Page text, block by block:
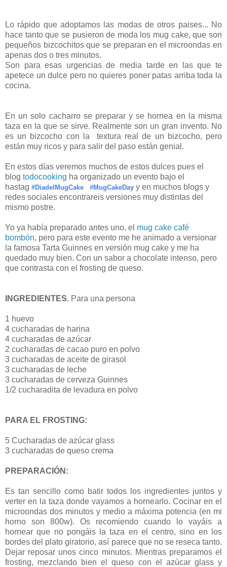
Lo rápido que adoptamos las modas de otros paises... No
hace tanto que se pusieron de moda los mug cake, que son
pequeños bizcochitos que se preparan en el microondas en
apenas dos o tres minutos.
Son para esas urgencias de media tarde en las que te
apetece un dulce pero no quieres poner patas arriba toda la
cocina.
En un solo cacharro se preparar y se hornea en la misma
taza en la que se sirve. Realmente son un gran invento. No
es un bizcocho con la textura real de un bizcocho, pero
están muy ricos y para salir del paso están genial.
En estos días veremos muchos de estos dulces pues el
blog todocooking ha organizado un evento bajo el
hastag #DiadelMugCake #MugCakeDay y en muchos blogs y
redes sociales encontrareis versiones muy distintas del
mismo postre.
Yo ya había preparado antes uno, el mug cake café
bombón, pero para este evento me he animado a versionar
la famosa Tarta Guinnes en versión mug cake y me ha
quedado muy bien. Con un sabor a chocolate intenso, pero
que contrasta con el frosting de queso.
INGREDIENTES. Para una persona
1 huevo
4 cucharadas de harina
4 cucharadas de azúcar
2 cucharadas de cacao puro en polvo
3 cucharadas de aceite de girasol
3 cucharadas de leche
3 cucharadas de cerveza Guinnes
1/2 cucharadita de levadura en polvo
PARA EL FROSTING:
5 Cucharadas de azúcar glass
3 cucharadas de queso crema
PREPARACIÓN:
Es tan sencillo como batir todos los ingredientes juntos y
verter en la taza donde vayamos a hornearlo. Cocinar en el
microondas dos minutos y medio a máxima potencia (en mi
horno son 800w). Os recomiendo cuando lo vayáis a
hornear que no pongáis la taza en el centro, sino en los
bordes del plato giratorio, así parece que no se reseca tanto.
Dejar reposar unos cinco minutos. Mientras preparamos el
frosting, mezclando bien el queso con el azúcar glass y